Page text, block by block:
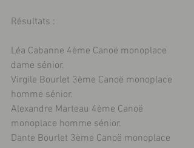
Résultats :
Léa Cabanne 4ème Canoë monoplace
dame sénior.
Virgile Bourlet 3ème Canoë monoplace
homme sénior.
Alexandre Marteau 4ème Canoë
monoplace homme sénior.
Dante Bourlet 3ème Canoë monoplace